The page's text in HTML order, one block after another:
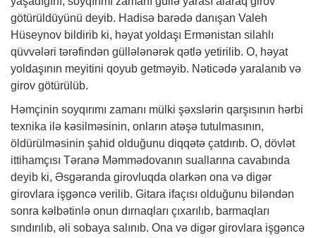
götürüldüyünü deyib. Hadisə barədə danışan Valeh
Hüseynov bildirib ki, həyat yoldaşı Ermənistan silahlı
qüvvələri tərəfindən güllələnərək qətlə yetirilib. O, həyat
yoldaşının meyitini qoyub getməyib. Nəticədə yaralanıb və
girov götürülüb.
Həmçinin soyqırımı zamanı mülki şəxslərin qarşısının hərbi
texnika ilə kəsilməsinin, onların atəşə tutulmasının,
öldürülməsinin şahid olduğunu diqqətə çatdırıb. O, dövlət
ittihamçısı Təranə Məmmədovanın suallarına cavabında
deyib ki, Əsgəranda girovluqda olarkən ona və digər
girovlara işgəncə verilib. Gitara ifaçısı olduğunu biləndən
sonra kəlbətinlə onun dırnaqları çıxarılıb, barmaqları
sındırılıb, əli sobaya salınıb. Ona və digər girovlara işgəncə